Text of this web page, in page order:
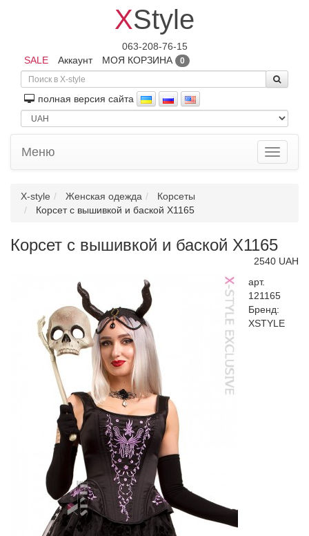
XStyle
063-208-76-15
SALE
Аккаунт МОЯ КОРЗИНА 0
полная версия сайта
Toggle
Меню
X-style Женская одежда
Корсеты
Корсет с вышивкой и баской X1165
Корсет с вышивкой и баской X1165
2540 UAH
арт.
121165
Бренд:
XSTYLE